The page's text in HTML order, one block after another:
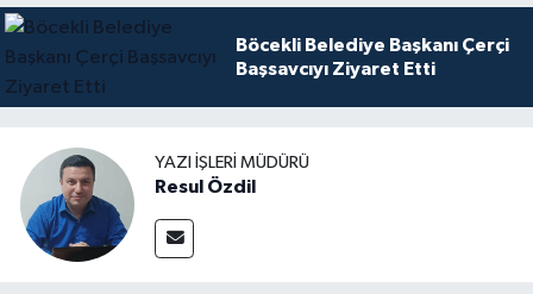
Böcekli Belediye Başkanı Çerçi
Başsavcıyı Ziyaret Etti
YAZI İŞLERI MÜDÜRÜ
Resul Özdil